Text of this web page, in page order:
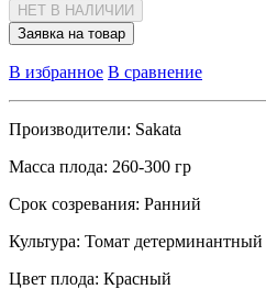
НЕТ В НАЛИЧИИ
Заявка на товар
В избранное В сравнение
Производители: Sakata
Масса плода: 260-300 гр
Срок созревания: Ранний
Культура: Томат детерминантный
Цвет плода: Красный